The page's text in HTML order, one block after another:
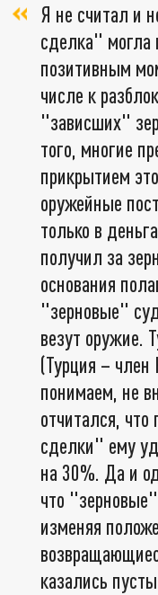
Я не считал и
сделка" могла
позитивным
числе к
"зависших"
того, многие
прикрытием
оружейные
только в
получил за
основания
"зерновые"
везут оружие.
(Турция –
понимаем, не
отчитался,
сделки" ему
на 30%. Да и
что
изменяя
казались